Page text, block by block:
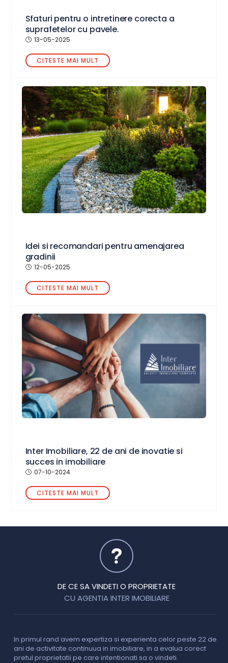
Sfaturi pentru o intretinere corecta a
suprafetelor cu pavele.
13-05-2025
CITESTE MAI MULT
Idei si recomandari pentru amenajarea
gradinii
12-05-2025
CITESTE MAI MULT
Inter Imobiliare, 22 de ani de inovatie si
succes in imobiliare
07-10-2024
CITESTE MAI MULT
DE CE SA VINDETI O PROPRIETATE
CU AGENTIA INTER IMOBILIARE
In primul rand avem expertiza si experienta celor peste 22 de
ani de activitate continuua in imobiliare, in a evalua corect
pretul proprietatii pe care intentionati sa o vindeti.